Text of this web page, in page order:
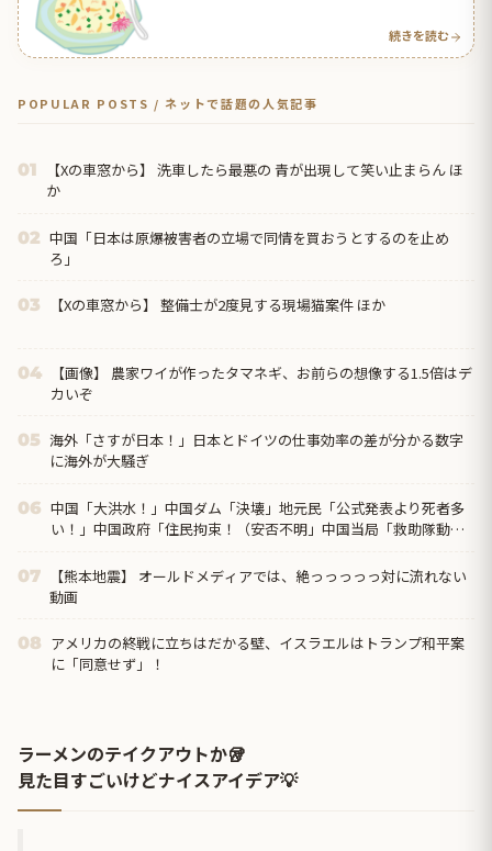
続きを読む
POPULAR POSTS / ネットで話題の人気記事
01
【Xの車窓から】 洗車したら最悪の 青が出現して笑い止まらん ほ
か
02 中国「日本は原爆被害者の立場で同情を買おうとするのを止め
ろ」
03 【Xの車窓から】 整備士が2度見する現場猫案件 ほか
04
【画像】 農家ワイが作ったタマネギ、お前らの想像する1.5倍はデ
カいぞ
05 海外「さすが日本！」日本とドイツの仕事効率の差が分かる数字
に海外が大騒ぎ
06 中国「大洪水！」中国ダム「決壊」地元民「公式発表より死者多
い！」中国政府「住民拘束！（安否不明」中国当局「救助隊動画
07
【熊本地震】 オールドメディアでは、絶っっっっっ対に流れない
動画
08 アメリカの終戦に立ちはだかる壁、イスラエルはトランプ和平案
に「同意せず」！
ラーメンのテイクアウトか🥡
見た目すごいけどナイスアイデア💡